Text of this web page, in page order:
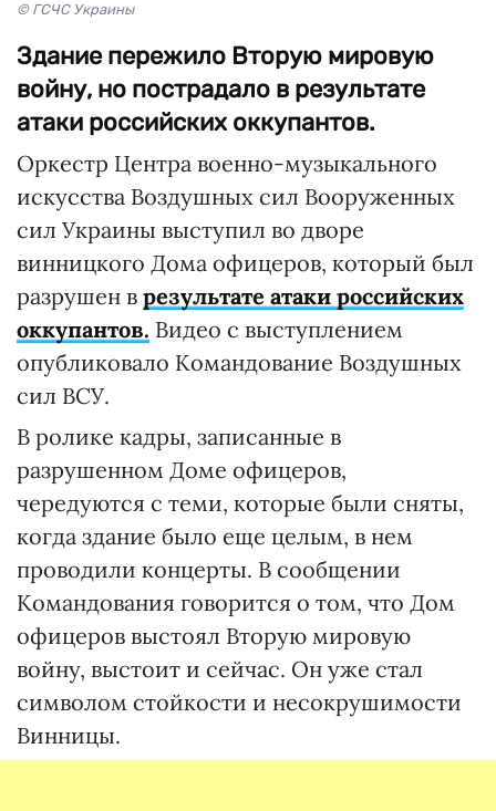
© ГСЧС Украины
Здание пережило Вторую мировую
войну, но пострадало в результате
атаки российских оккупантов.
Оркестр Центра военно-музыкального
искусства Воздушных сил Вооруженных
сил Украины выступил во дворе
винницкого Дома офицеров, который был
разрушен в результате атаки российских
оккупантов. Видео с выступлением
опубликовало Командование Воздушных
сил ВСУ.
В ролике кадры, записанные в
разрушенном Доме офицеров,
чередуются с теми, которые были сняты,
когда здание было еще целым, в нем
проводили концерты. В сообщении
Командования говорится о том, что Дом
офицеров выстоял Вторую мировую
войну, выстоит и сейчас. Он уже стал
символом стойкости и несокрушимости
Винницы.